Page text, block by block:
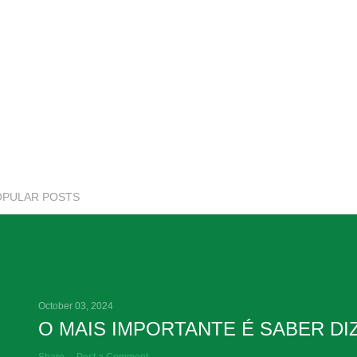
POSTS
October 03, 2024
O MAIS IMPORTANTE É SABER